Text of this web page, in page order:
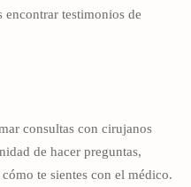
encontrar testimonios de
consultas con cirujanos
de hacer preguntas,
te sientes con el médico.